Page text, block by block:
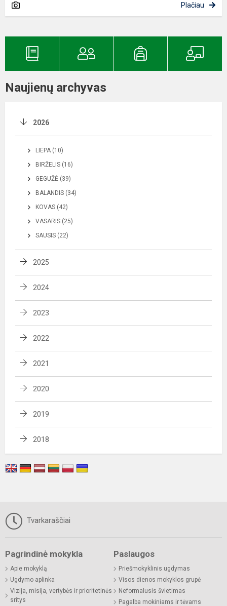
Plačiau
Naujienų archyvas
2026
LIEPA (10)
BIRŽELIS (16)
GEGUŽĖ (39)
BALANDIS (34)
KOVAS (42)
VASARIS (25)
SAUSIS (22)
2025
2024
2023
2022
2021
2020
2019
2018
Tvarkaraščiai
Pagrindinė mokykla
Apie mokyklą
Ugdymo aplinka
Vizija, misija, vertybės ir prioritetinės
sritys
Paslaugos
Priešmokyklinis ugdymas
Visos dienos mokyklos grupė
Neformalusis švietimas
Pagalba mokiniams ir tėvams